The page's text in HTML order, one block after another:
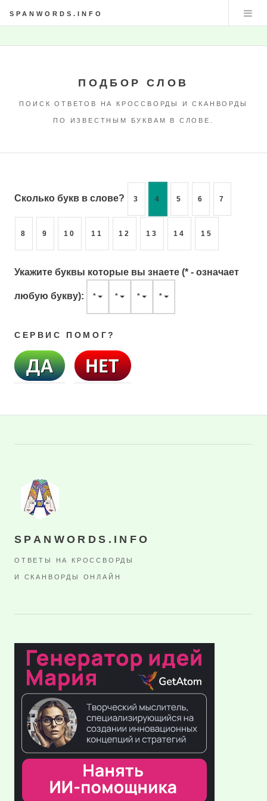
SPANWORDS.INFO
ПОДБОР СЛОВ
ПОИСК ОТВЕТОВ НА КРОССВОРДЫ И СКАНВОРДЫ
ПО ИЗВЕСТНЫМ БУКВАМ В СЛОВЕ.
Сколько букв в слове? 3 4 5 6 7
8 9 10 11 12 13 14 15
Укажите буквы которые вы знаете (* - означает
любую букву): * * * *
СЕРВИС ПОМОГ?
SPANWORDS.INFO
ОТВЕТЫ НА КРОССВОРДЫ
И СКАНВОРДЫ ОНЛАЙН